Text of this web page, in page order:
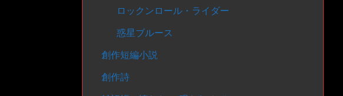
ロックンロール・ライダー
惑星ブルース
創作短編小説
創作詩